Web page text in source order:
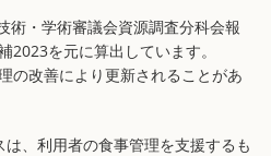
術・学術審議会資源調査分科会報
2023を元に算出しています。
の改善により更新されることがあ
、利用者の食事管理を支援するも